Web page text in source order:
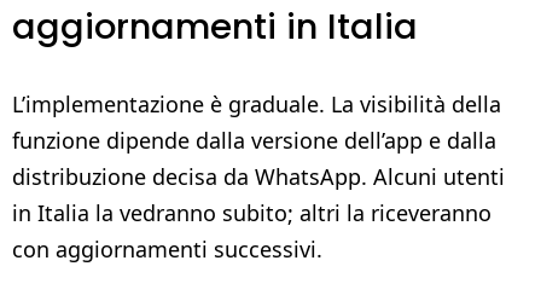
aggiornamenti in Italia
L’implementazione è graduale. La visibilità della
funzione dipende dalla versione dell’app e dalla
distribuzione decisa da WhatsApp. Alcuni utenti
in Italia la vedranno subito; altri la riceveranno
con aggiornamenti successivi.